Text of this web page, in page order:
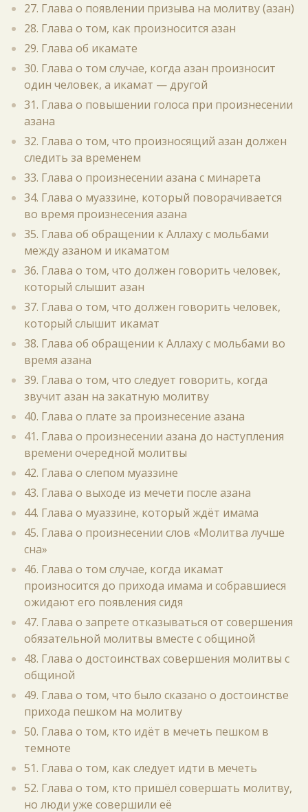
27. Глава о появлении призыва на молитву (азан)
28. Глава о том, как произносится азан
29. Глава об икамате
30. Глава о том случае, когда азан произносит
один человек, а икамат — другой
31. Глава о повышении голоса при произнесении
азана
32. Глава о том, что произносящий азан должен
следить за временем
33. Глава о произнесении азана с минарета
34. Глава о муаззине, который поворачивается
во время произнесения азана
35. Глава об обращении к Аллаху с мольбами
между азаном и икаматом
36. Глава о том, что должен говорить человек,
который слышит азан
37. Глава о том, что должен говорить человек,
который слышит икамат
38. Глава об обращении к Аллаху с мольбами во
время азана
39. Глава о том, что следует говорить, когда
звучит азан на закатную молитву
40. Глава о плате за произнесение азана
41. Глава о произнесении азана до наступления
времени очередной молитвы
42. Глава о слепом муаззине
43. Глава о выходе из мечети после азана
44. Глава о муаззине, который ждёт имама
45. Глава о произнесении слов «Молитва лучше
сна»
46. Глава о том случае, когда икамат
произносится до прихода имама и собравшиеся
ожидают его появления сидя
47. Глава о запрете отказываться от совершения
обязательной молитвы вместе с общиной
48. Глава о достоинствах совершения молитвы с
общиной
49. Глава о том, что было сказано о достоинстве
прихода пешком на молитву
50. Глава о том, кто идёт в мечеть пешком в
темноте
51. Глава о том, как следует идти в мечеть
52. Глава о том, кто пришёл совершать молитву,
но люди уже совершили её